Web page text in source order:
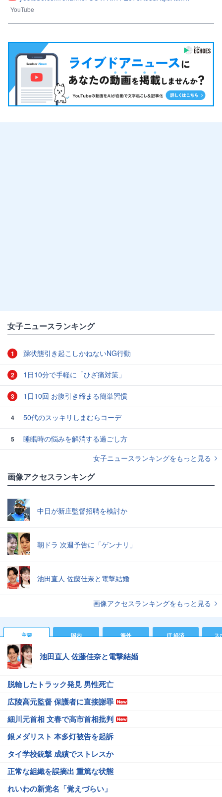
YouTube
女子ニュースランキング
1 躁状態引き起こしかねないNG行動
2 1日10分で手軽に「ひざ痛対策」
3 1日10回 お腹引き締まる簡単習慣
4 50代のスッキリしまむらコーデ
5
睡眠時の悩みを解消する過ごし方
女子ニュースランキングをもっと見る
画像アクセスランキング
中日が新庄監督招聘を検討か
朝ドラ 次週予告に「ゲンナリ」
池田直人 佐藤佳奈と電撃結婚
画像アクセスランキングをもっと見る
主要 国内 海外 IT 経済 ス
池田直人 佐藤佳奈と電撃結婚
脱輪したトラック発見 男性死亡
広陵高元監督 保護者に直接謝罪
細川元首相 文春で高市首相批判
銀メダリスト 本多灯被告を起訴
タイ学校銃撃 成績でストレスか
正常な組織を誤摘出 重篤な状態
れいわの新党名「覚えづらい」